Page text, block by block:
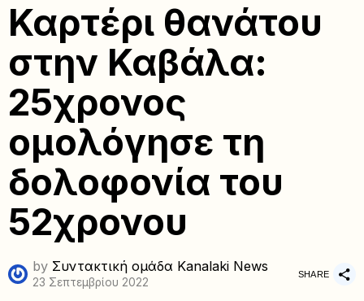
Καρτέρι θανάτου
στην Καβάλα:
25χρονος
ομολόγησε τη
δολοφονία του
52χρονου
by Συντακτική ομάδα Kanalaki News
23 Σεπτεμβρίου 2022
SHARE